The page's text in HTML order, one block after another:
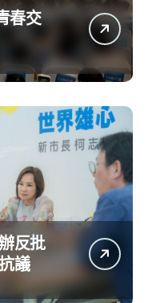
春交
反批
議